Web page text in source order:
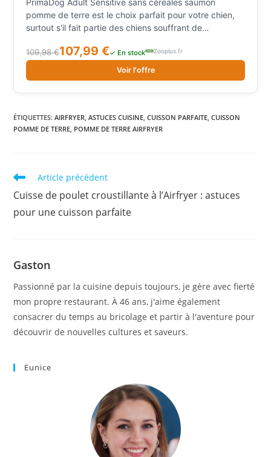
PrimaDog Adult Sensitive sans céréales saumon
pomme de terre est le choix parfait pour votre chien,
surtout s'il fait partie des chiens souffrant de
alimentation équilibrée et complète, adaptée...
109,98 €107,99 €✓ En stock Zooplus.fr
Voir l'offre
ÉTIQUETTES:AIRFRYER, ASTUCES CUISINE, CUISSON PARFAITE, CUISSON
POMME DE TERRE, POMME DE TERRE AIRFRYER
Read
articles
Article précédent
Cuisse de poulet croustillante à l’Airfryer : astuces
pour une cuisson parfaite
Gaston
Passionné par la cuisine depuis toujours, je gère avec fierté
mon propre restaurant. À 46 ans, j'aime également
consacrer du temps au bricolage et partir à l'aventure pour
découvrir de nouvelles cultures et saveurs.
Eunice